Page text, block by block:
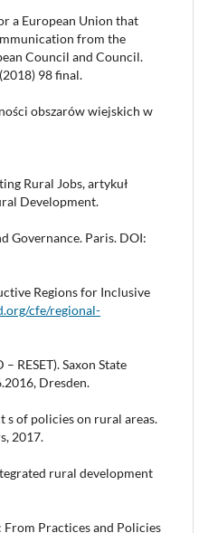
a European Union that
from the
Council and Council.
98 final.
obszarów wiejskich w
Rural Jobs, artykuł
Development.
Governance. Paris. DOI:
Regions for Inclusive
cfe/regional-
RESET). Saxon State
Dresden.
s of policies on rural areas.
2017.
rural development
From Practices and Policies